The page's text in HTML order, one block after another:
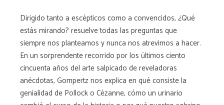
Dirigido tanto a escépticos como a convencidos, ¿Qué
estás mirando? resuelve todas las preguntas que
siempre nos planteamos y nunca nos atrevimos a hacer.
En un sorprendente recorrido por los últimos ciento
cincuenta años del arte salpicado de reveladoras
anécdotas, Gompertz nos explica en qué consiste la
genialidad de Pollock o Cézanne, cómo un urinario